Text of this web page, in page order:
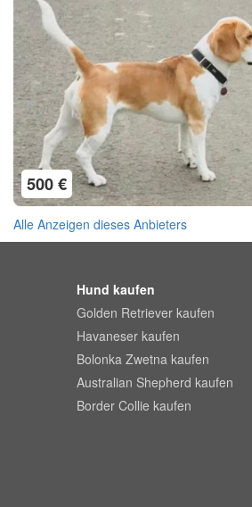
500 €
Alle Anzeigen dieses Anbieters
Hund kaufen
Golden Retriever kaufen
Havaneser kaufen
Bolonka Zwetna kaufen
Australian Shepherd kaufen
Border Collie kaufen